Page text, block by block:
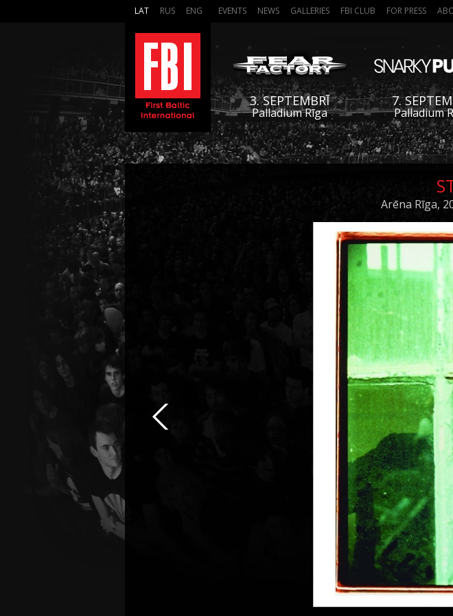
LAT RUS ENG EVENTS NEWS GALLERIES FBI CLUB FOR PRESS
3. SEPTEMBRĪ
Palladium Rīga
7.
Palladium
Arēna Rīga,